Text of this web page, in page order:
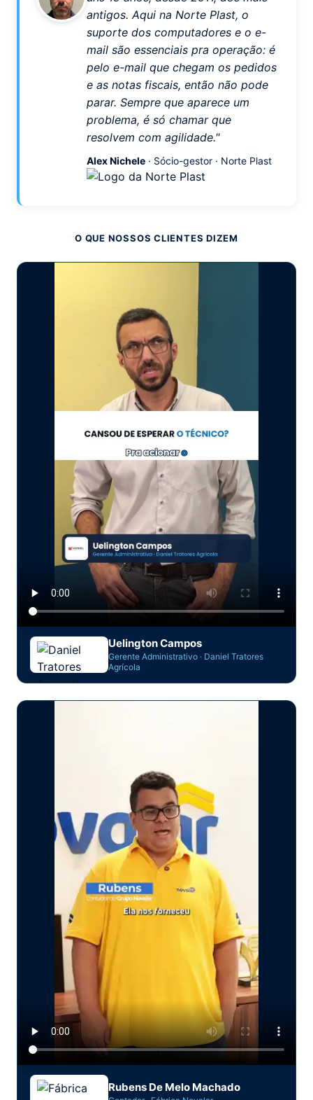
antigos. Aqui na Norte Plast, o
suporte dos computadores e o e-
mail são essenciais pra operação: é
pelo e-mail que chegam os pedidos
e as notas fiscais, então não pode
parar. Sempre que aparece um
problema, é só chamar que
resolvem com agilidade."
Alex Nichele · Sócio-gestor · Norte Plast
O QUE NOSSOS CLIENTES DIZEM
Uelington Campos
Gerente Administrativo · Daniel Tratores
Agrícola
Rubens De Melo Machado